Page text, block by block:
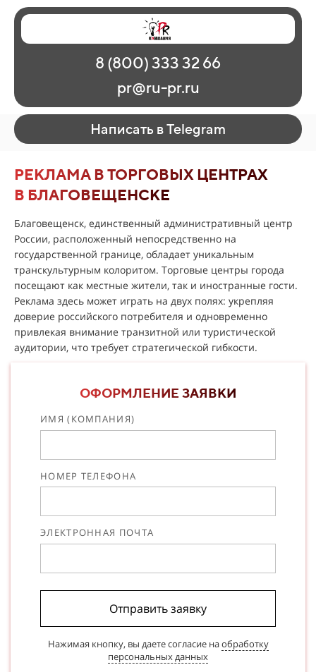
Главная
Наши работы
О рекламе
Регионы
Контакты
8 (800) 333 32 66
pr@ru-pr.ru
Написать в Telegram
РЕКЛАМА В ТОРГОВЫХ ЦЕНТРАХ
В БЛАГОВЕЩЕНСКЕ
Благовещенск, единственный административный центр
России, расположенный непосредственно на
государственной границе, обладает уникальным
транскультурным колоритом. Торговые центры города
посещают как местные жители, так и иностранные гости.
Реклама здесь может играть на двух полях: укрепляя
доверие российского потребителя и одновременно
привлекая внимание транзитной или туристической
аудитории, что требует стратегической гибкости.
ОФОРМЛЕНИЕ ЗАЯВКИ
ИМЯ (КОМПАНИЯ)
НОМЕР ТЕЛЕФОНА
ЭЛЕКТРОННАЯ ПОЧТА
Отправить заявку
Нажимая кнопку, вы даете согласие наобработку
персональных данных